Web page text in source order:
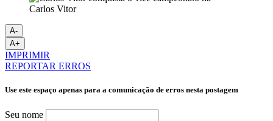
Carlos Vitor
A-
A+
IMPRIMIR
REPORTAR ERROS
Use este espaço apenas para a comunicação de erros nesta postagem
Seu nome